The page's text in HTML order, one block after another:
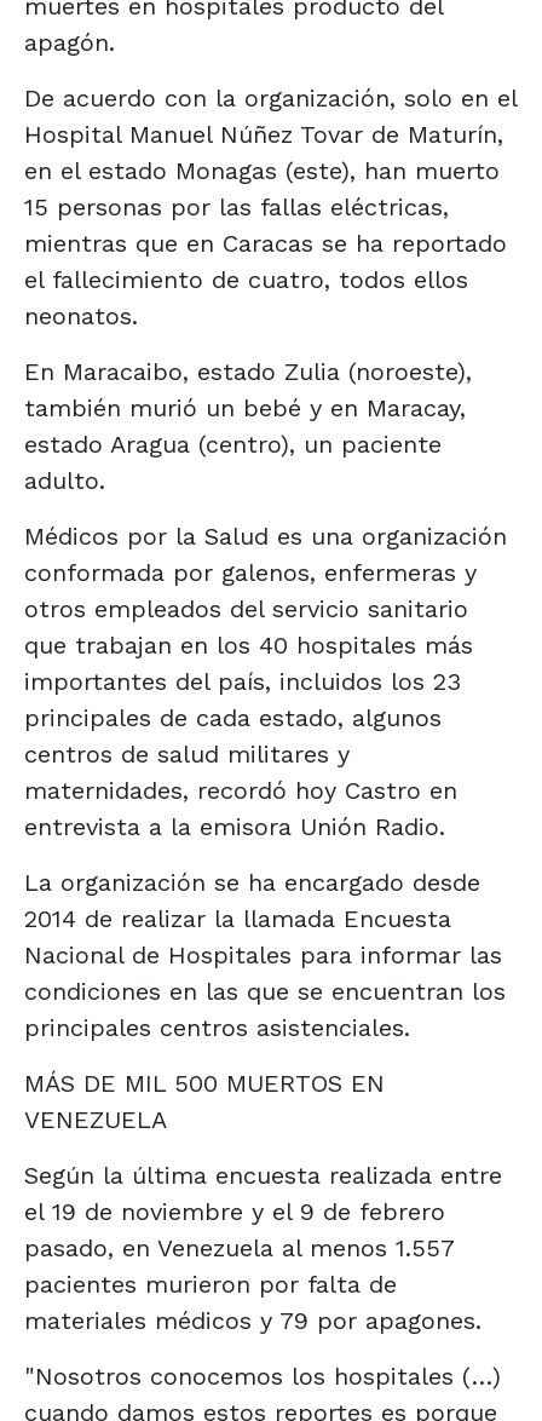
apagón.
De acuerdo con la organización, solo en el
Hospital Manuel Núñez Tovar de Maturín,
en el estado Monagas (este), han muerto
15 personas por las fallas eléctricas,
mientras que en Caracas se ha reportado
el fallecimiento de cuatro, todos ellos
neonatos.
En Maracaibo, estado Zulia (noroeste),
también murió un bebé y en Maracay,
estado Aragua (centro), un paciente
adulto.
Médicos por la Salud es una organización
conformada por galenos, enfermeras y
otros empleados del servicio sanitario
que trabajan en los 40 hospitales más
importantes del país, incluidos los 23
principales de cada estado, algunos
centros de salud militares y
maternidades, recordó hoy Castro en
entrevista a la emisora Unión Radio.
La organización se ha encargado desde
2014 de realizar la llamada Encuesta
Nacional de Hospitales para informar las
condiciones en las que se encuentran los
principales centros asistenciales.
MÁS DE MIL 500 MUERTOS EN
VENEZUELA
Según la última encuesta realizada entre
el 19 de noviembre y el 9 de febrero
pasado, en Venezuela al menos 1.557
pacientes murieron por falta de
materiales médicos y 79 por apagones.
"Nosotros conocemos los hospitales (…)
cuando damos estos reportes es porque